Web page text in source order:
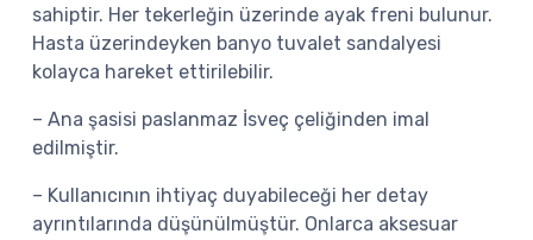
sahiptir. Her tekerleğin üzerinde ayak freni bulunur.
Hasta üzerindeyken banyo tuvalet sandalyesi
kolayca hareket ettirilebilir.
– Ana şasisi paslanmaz İsveç çeliğinden imal
edilmiştir.
– Kullanıcının ihtiyaç duyabileceği her detay
ayrıntılarında düşünülmüştür. Onlarca aksesuar